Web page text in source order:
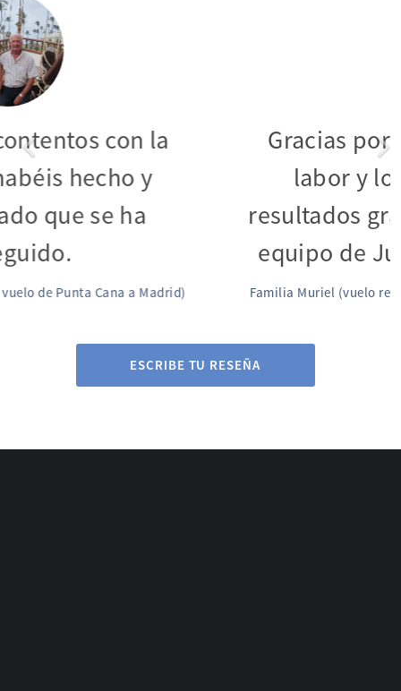
Gracias por la excelente labor
y los mejores resultados
gracias a todo el equipo de
Jurídica Aérea.
Familia Muriel (vuelo retrasado de Madrid a Cali)
ESCRIBE TU RESEÑA